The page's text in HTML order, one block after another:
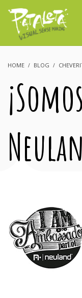
HOME BLOG